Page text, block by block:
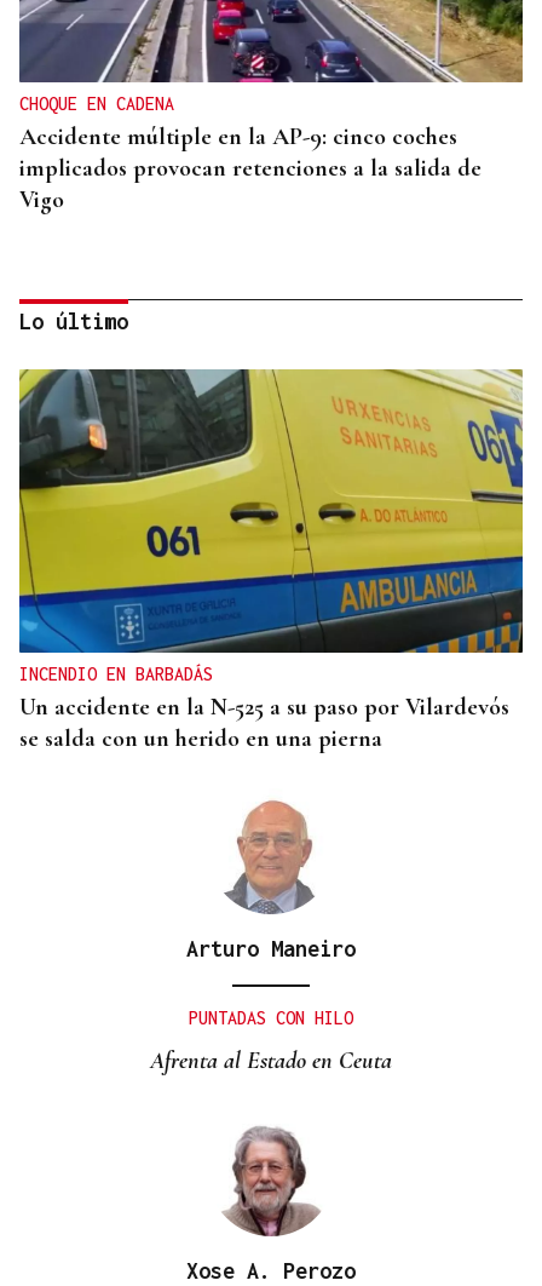
CHOQUE EN CADENA
Accidente múltiple en la AP-9: cinco coches
implicados provocan retenciones a la salida de
Vigo
INCUMPLIMIENTO LEGAL
Turismo veta la “Ruta del Narcotráfico” de
Laureano Oubiña por no cumplir con la Ley de
Turismo de Galicia
Lo último
INCENDIO EN BARBADÁS
Un accidente en la N-525 a su paso por Vilardevós
se salda con un herido en una pierna
Arturo Maneiro
PUNTADAS CON HILO
Afrenta al Estado en Ceuta
Xose A. Perozo